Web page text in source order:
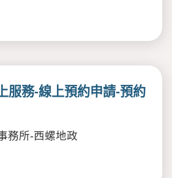
服務-線上預約申請-預約
務所-西螺地政